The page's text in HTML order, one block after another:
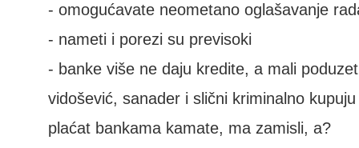
- omogućavate neometano oglašavanje
- nameti i porezi su previsoki
- banke više ne daju kredite, a mali
vidošević, sanader i slični kriminalno
plaćat bankama kamate, ma zamisli, a?